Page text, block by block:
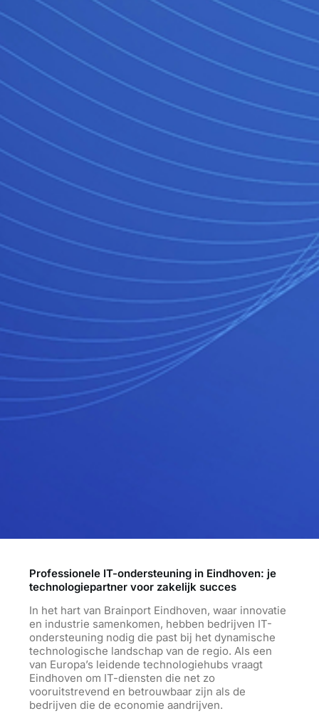
Professionele IT-ondersteuning in Eindhoven: je
technologiepartner voor zakelijk succes
In het hart van Brainport Eindhoven, waar innovatie
en industrie samenkomen, hebben bedrijven IT-
ondersteuning nodig die past bij het dynamische
technologische landschap van de regio. Als een
van Europa’s leidende technologiehubs vraagt
Eindhoven om IT-diensten die net zo
vooruitstrevend en betrouwbaar zijn als de
bedrijven die de economie aandrijven.